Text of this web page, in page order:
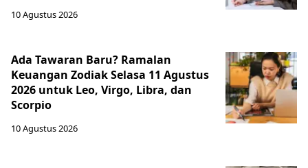
10 Agustus 2026
Ada Tawaran Baru? Ramalan
Keuangan Zodiak Selasa 11 Agustus
2026 untuk Leo, Virgo, Libra, dan
Scorpio
10 Agustus 2026